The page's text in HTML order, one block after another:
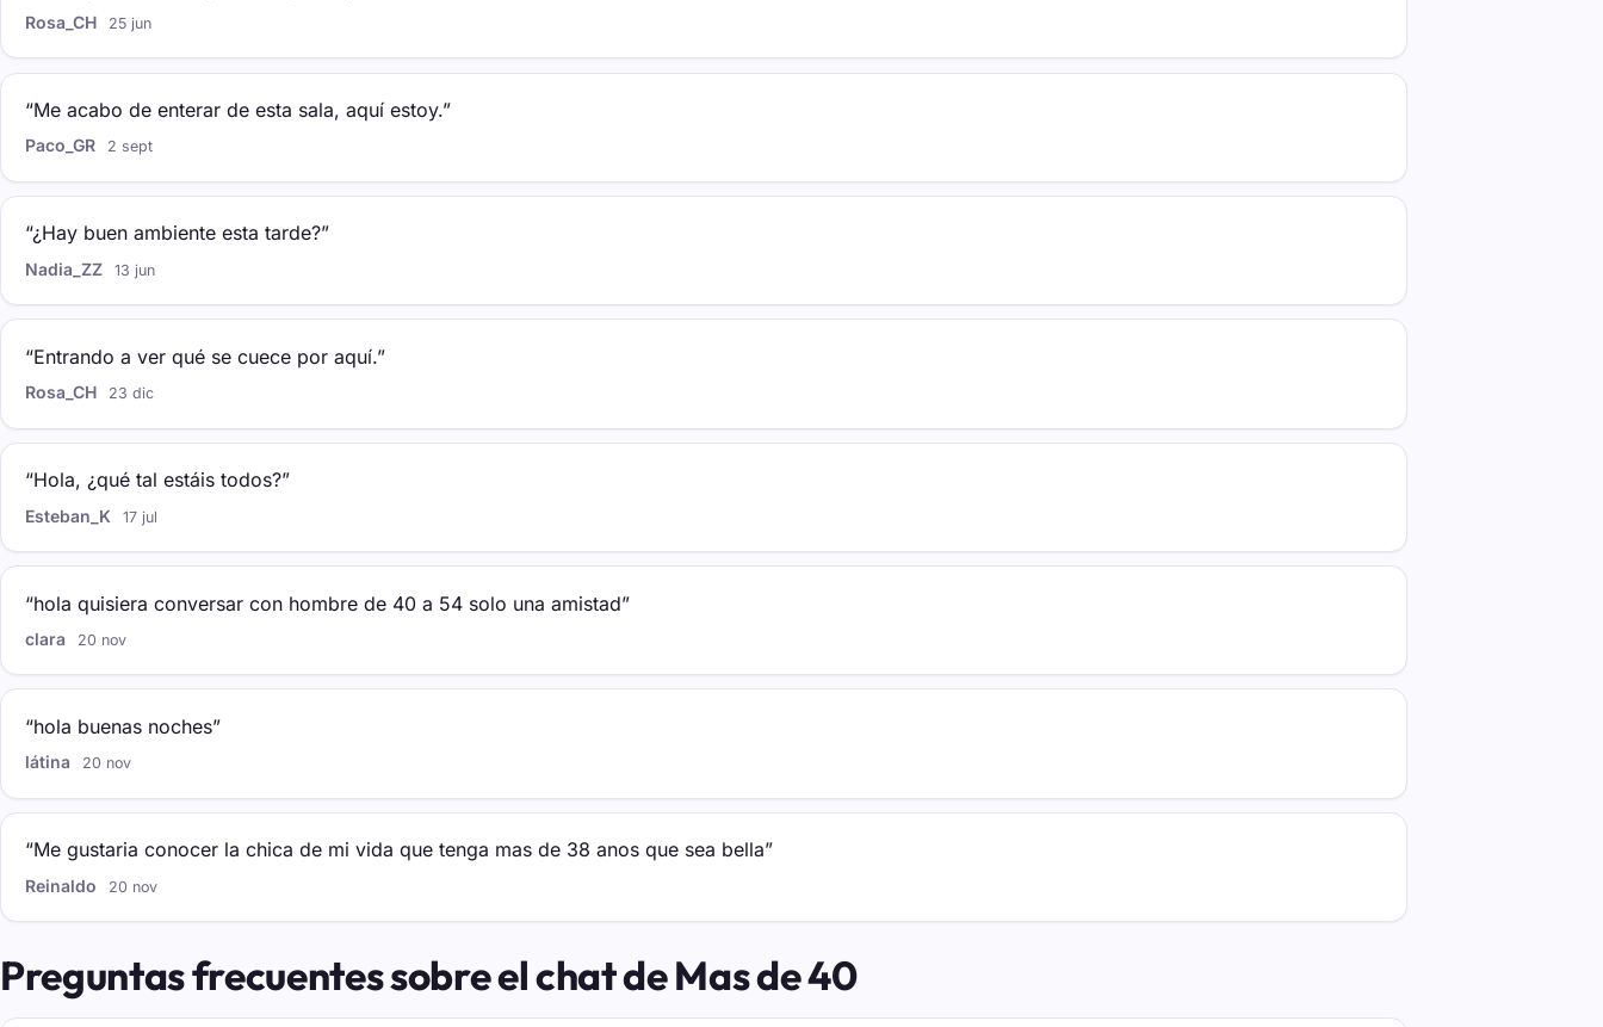
Rosa_CH 25 jun
“Me acabo de enterar de esta sala, aquí estoy.”
Paco_GR 2 sept
“¿Hay buen ambiente esta tarde?”
Nadia_ZZ 13 jun
“Entrando a ver qué se cuece por aquí.”
Rosa_CH 23 dic
“Hola, ¿qué tal estáis todos?”
Esteban_K 17 jul
“hola quisiera conversar con hombre de 40 a 54 solo una amistad”
clara 20 nov
“hola buenas noches”
látina 20 nov
“Me gustaria conocer la chica de mi vida que tenga mas de 38 anos que sea bella”
Reinaldo 20 nov
Preguntas frecuentes sobre el chat de Mas de 40